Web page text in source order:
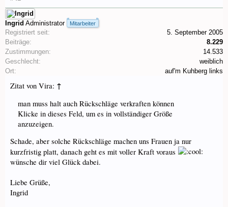
Ingrid Administrator Mitarbeiter
Registriert seit:
5. September 2005
Beiträge:
8.229
Zustimmungen:
14.533
Geschlecht:
weiblich
Ort:
auf'm Kuhberg links
Zitat von Vira: ↑
man muss halt auch Rückschläge verkraften können
Klicke in dieses Feld, um es in vollständiger Größe
anzuzeigen.
Schade, aber solche Rückschläge machen uns Frauen ja nur
kurzfristig platt, danach geht es mit voller Kraft voraus
wünsche dir viel Glück dabei.
Liebe Grüße,
Ingrid